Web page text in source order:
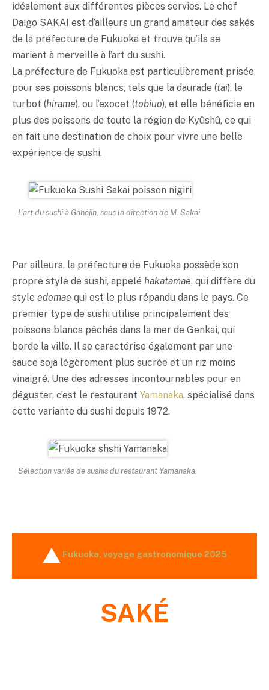
idéalement aux différentes pièces servies. Le chef
Daigo SAKAI est d’ailleurs un grand amateur des sakés
de la préfecture de Fukuoka et trouve qu’ils se
marient à merveille à l’art du sushi.
La préfecture de Fukuoka est particulièrement prisée
pour ses poissons blancs, tels que la daurade (tai), le
turbot (hirame), ou l’exocet (tobiuo), et elle bénéficie en
plus des poissons de toute la région de Kyûshû, ce qui
en fait une destination de choix pour vivre une belle
expérience de sushi.
L’art du sushi à Gahôjin, sous la direction de M. Sakai.
Par ailleurs, la préfecture de Fukuoka possède son
propre style de sushi, appelé hakatamae, qui diffère du
style edomae qui est le plus répandu dans le pays. Ce
premier type de sushi utilise principalement des
poissons blancs pêchés dans la mer de Genkai, qui
borde la ville. Il se caractérise également par une
sauce soja légèrement plus sucrée et un riz moins
vinaigré. Une des adresses incontournables pour en
déguster, c’est le restaurant Yamanaka, spécialisé dans
cette variante du sushi depuis 1972.
Sélection variée de sushis du restaurant Yamanaka.
Fukuoka, voyage gastronomique 2025
SAKÉ